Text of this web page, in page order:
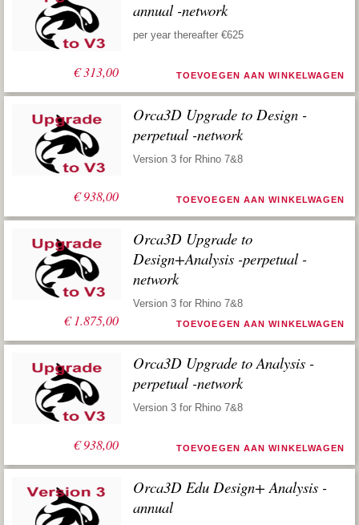
€313,00
annual -network
per year thereafter €625
TOEVOEGEN AAN WINKELWAGEN
€938,00
Orca3D Upgrade to Design -
perpetual -network
Version 3 for Rhino 7&8
TOEVOEGEN AAN WINKELWAGEN
€1.875,00
Orca3D Upgrade to
Design+Analysis -perpetual -
network
Version 3 for Rhino 7&8
TOEVOEGEN AAN WINKELWAGEN
€938,00
Orca3D Upgrade to Analysis -
perpetual -network
Version 3 for Rhino 7&8
TOEVOEGEN AAN WINKELWAGEN
Orca3D Edu Design+ Analysis -
annual